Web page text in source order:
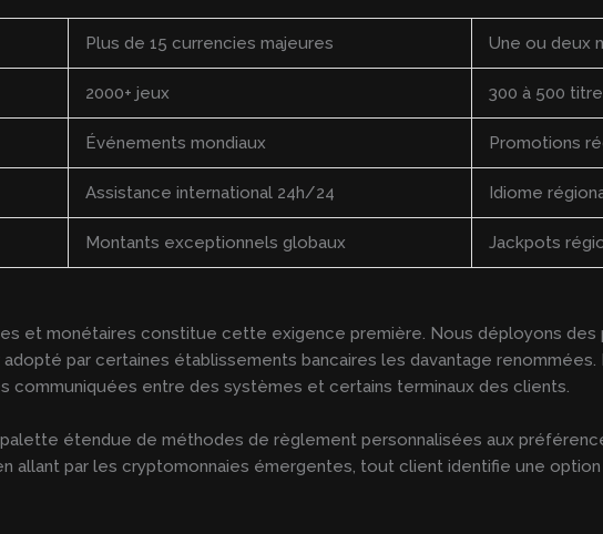
Plus de 15 currencies majeures Une ou deux
2000+ jeux 300 à 500
Événements mondiaux Promotions
Assistance international 24h/24 Idiome
Montants exceptionnels globaux Jackpots
et monétaires constitue cette exigence première. Nous déployons
par certaines établissements bancaires les davantage
communiquées entre des systèmes et certains terminaux des clients.
étendue de méthodes de règlement personnalisées aux
allant par les cryptomonnaies émergentes, tout client identifie une